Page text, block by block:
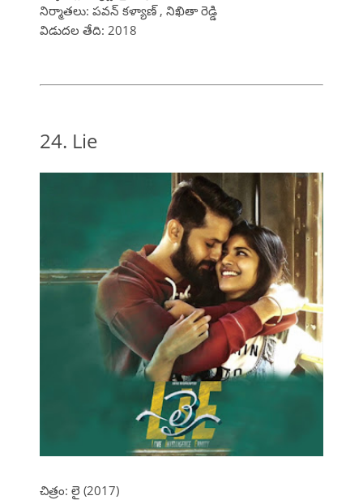
నిర్మాతలు: పవన్ కళ్యాణ్ , నిఖితా రెడ్డి
విడుదల తేది: 2018
24. Lie
చిత్రం: లై (2017)